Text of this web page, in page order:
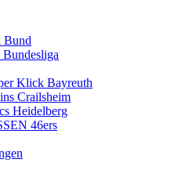
Bund
Klick Bayreuth
Crailsheim
Heidelberg
46ers